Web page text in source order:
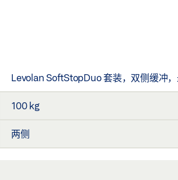
Levolan SoftStopDuo 套装，双侧缓冲
100 kg
两侧